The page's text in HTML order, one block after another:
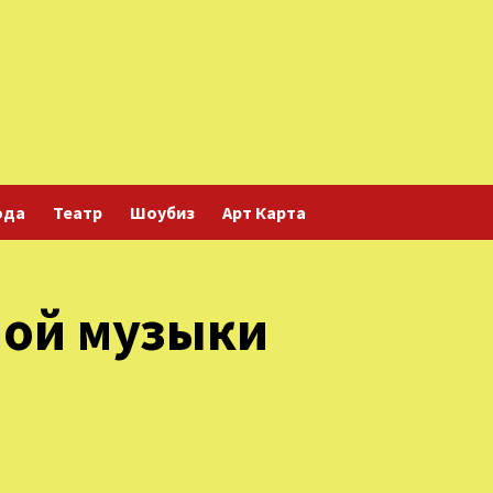
Театр Шоубиз Арт Карта
музыки